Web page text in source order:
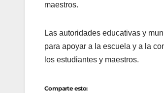
maestros.
Las autoridades educativas y
para apoyar a la escuela y a la
los estudiantes y maestros.
Comparte esto: